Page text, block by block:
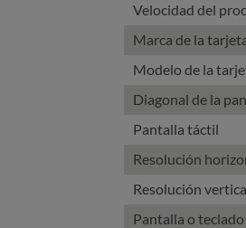
Velocidad del
Marca de la
Modelo de la
Diagonal de la
Pantalla táctil
Resolución
Resolución
Pantalla o